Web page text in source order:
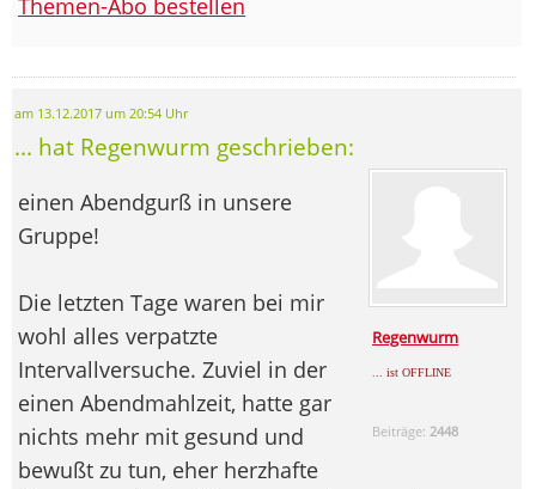
Themen-Abo bestellen
am 13.12.2017 um 20:54 Uhr
... hat Regenwurm geschrieben:
Regenwurm
... ist OFFLINE
Beiträge: 2448
einen Abendgurß in unsere
Gruppe!
Die letzten Tage waren bei mir
wohl alles verpatzte
Intervallversuche. Zuviel in der
einen Abendmahlzeit, hatte gar
nichts mehr mit gesund und
bewußt zu tun, eher herzhafte